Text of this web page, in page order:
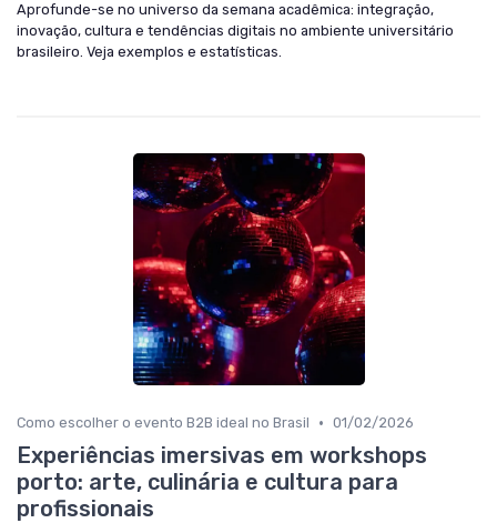
Aprofunde-se no universo da semana acadêmica: integração,
inovação, cultura e tendências digitais no ambiente universitário
brasileiro. Veja exemplos e estatísticas.
Como escolher o evento B2B ideal no Brasil • 01/02/2026
Experiências imersivas em workshops
porto: arte, culinária e cultura para
profissionais